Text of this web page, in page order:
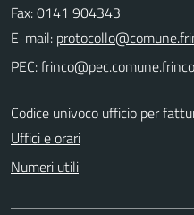
Fax: 0141 904343
E-mail:
PEC:
Codice univoco ufficio per
Uffici e orari
Numeri utili